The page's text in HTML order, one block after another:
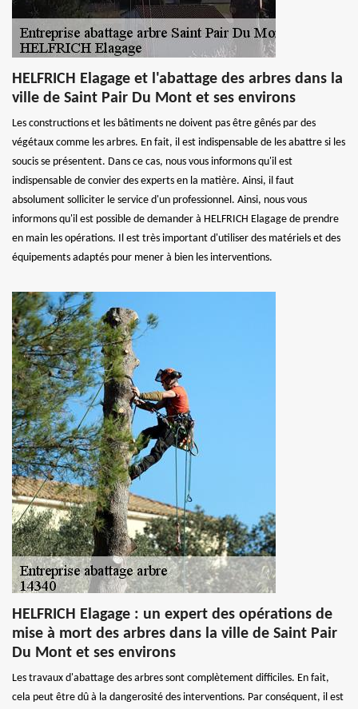
HELFRICH Elagage et l'abattage des arbres dans la
ville de Saint Pair Du Mont et ses environs
Les constructions et les bâtiments ne doivent pas être gênés par des
végétaux comme les arbres. En fait, il est indispensable de les abattre si les
soucis se présentent. Dans ce cas, nous vous informons qu'il est
indispensable de convier des experts en la matière. Ainsi, il faut
absolument solliciter le service d'un professionnel. Ainsi, nous vous
informons qu'il est possible de demander à HELFRICH Elagage de prendre
en main les opérations. Il est très important d'utiliser des matériels et des
équipements adaptés pour mener à bien les interventions.
HELFRICH Elagage : un expert des opérations de
mise à mort des arbres dans la ville de Saint Pair
Du Mont et ses environs
Les travaux d'abattage des arbres sont complètement difficiles. En fait,
cela peut être dû à la dangerosité des interventions. Par conséquent, il est